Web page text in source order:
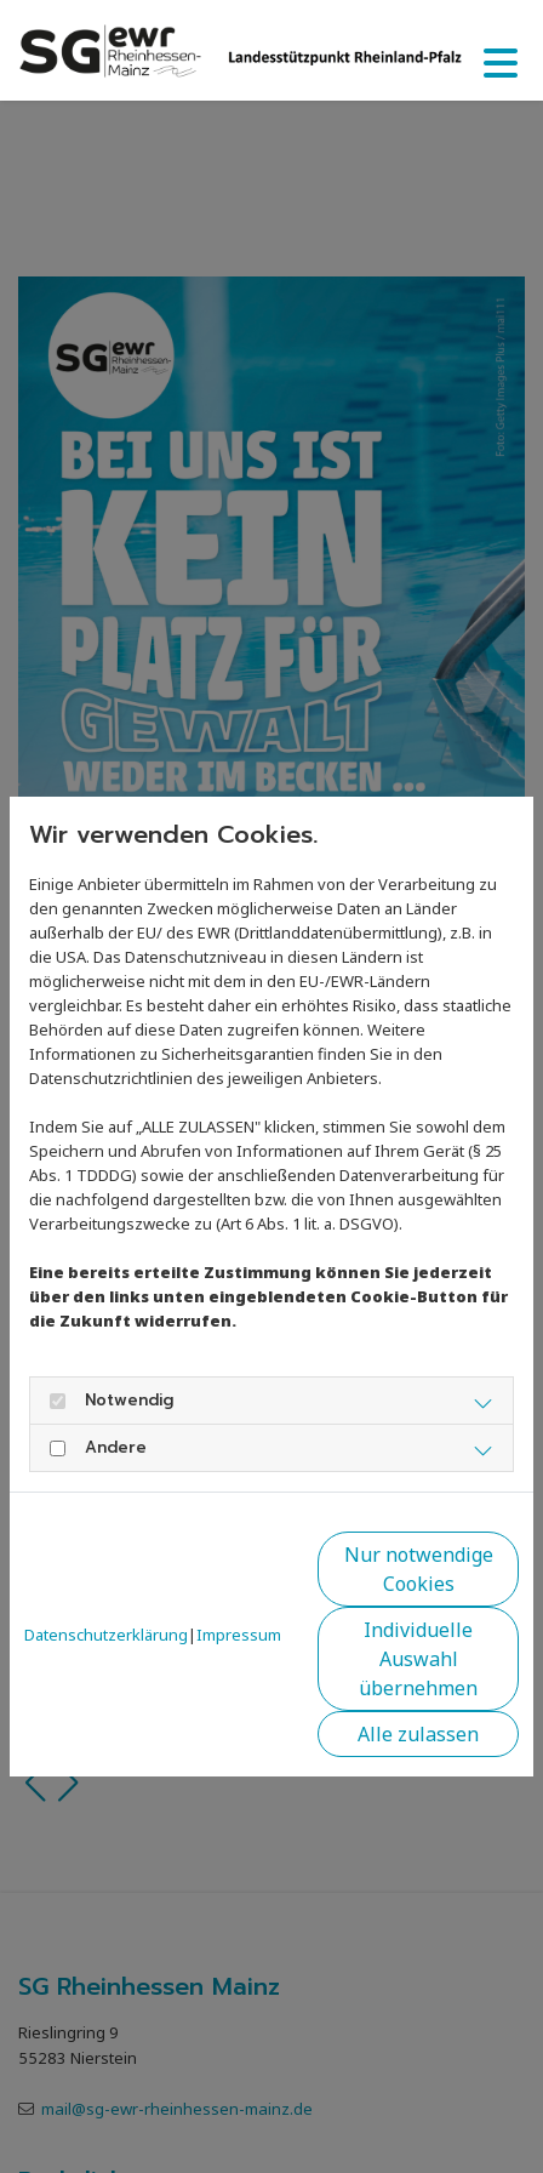
Kampagne "Kein Platz für Gewalt"
27. November 2025
Wir unterstützen die Kampagne "Kein Platz für
Gewalt" des Landessportbundes Rheinland-Pfalz und
der regionalen Sportbünde. Wir stehen für einen Sport,
der sicher, respektvoll und frei von Gewalt ist. Wir
schauen hin. Wir sind bei Anliegen für dich da -
vertraulich und unterstützend.
Juniorenwertung
Beschriftung ist
cool
SG Rheinhessen Mainz
Rieslingring 9
55283 Nierstein
mail@sg-ewr-rheinhessen-mainz.de
Wir verwenden Cookies.
Einige Anbieter übermitteln im Rahmen von der Verarbeitung zu
den genannten Zwecken möglicherweise Daten an Länder
außerhalb der EU/ des EWR (Drittlanddatenübermittlung), z.B. in
die USA. Das Datenschutzniveau in diesen Ländern ist
möglicherweise nicht mit dem in den EU-/EWR-Ländern
vergleichbar. Es besteht daher ein erhöhtes Risiko, dass staatliche
Behörden auf diese Daten zugreifen können. Weitere
Informationen zu Sicherheitsgarantien finden Sie in den
Datenschutzrichtlinien des jeweiligen Anbieters.
Indem Sie auf „ALLE ZULASSEN" klicken, stimmen Sie sowohl dem
Speichern und Abrufen von Informationen auf Ihrem Gerät (§ 25
Abs. 1 TDDDG) sowie der anschließenden Datenverarbeitung für
die nachfolgend dargestellten bzw. die von Ihnen ausgewählten
Verarbeitungszwecke zu (Art 6 Abs. 1 lit. a. DSGVO).
Eine bereits erteilte Zustimmung können Sie jederzeit
über den links unten eingeblendeten Cookie-Button für
die Zukunft widerrufen.
Notwendig
Andere
Datenschutzerklärung|Impressum
Nur notwendige
Cookies
Individuelle
Auswahl
übernehmen
Alle zulassen